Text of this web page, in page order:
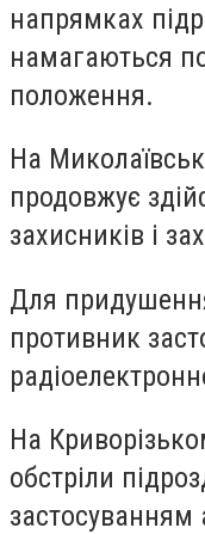
напрямках
намагаються
положення.
На
продовжує
захисників і
Для
противник
На
обстріли
застосуванням